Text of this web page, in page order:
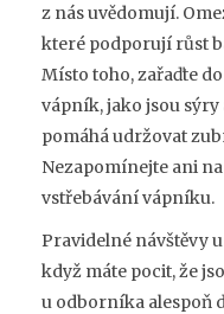
z nás uvědomují.
které podporují růst
Místo toho, zařaďte
vápník, jako jsou
pomáhá udržovat
Nezapomínejte ani
vstřebávání vápníku.
Pravidelné návštěvy
když máte pocit, že
u odborníka alespoň